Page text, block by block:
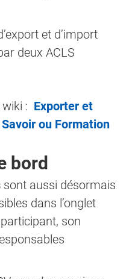
et d’import
deux ACLS
: Exporter et
ou Formation
bord
sont aussi désormais
dans l’onglet
son